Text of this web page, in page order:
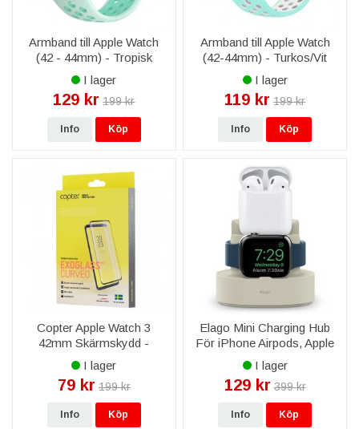
Armband till Apple Watch
(42 - 44mm) - Tropisk
Turkos/Vit
I lager
129 kr 199 kr
Info Köp
Armband till Apple Watch
(42-44mm) - Turkos/Vit
I lager
119 kr 199 kr
Info Köp
Copter Apple Watch 3
42mm Skärmskydd -
Exoglass Curved Svart
I lager
79 kr 199 kr
Info Köp
Elago Mini Charging Hub
För iPhone Airpods, Apple
Watch - Vit
I lager
129 kr 399 kr
Info Köp